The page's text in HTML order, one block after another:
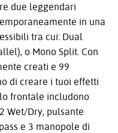
due leggendari
in una
tra cui: Dual
o Mono Split. Con
creati e 99
di creare i tuoi effetti
frontale includono
Wet/Dry, pulsante
e 3 manopole di